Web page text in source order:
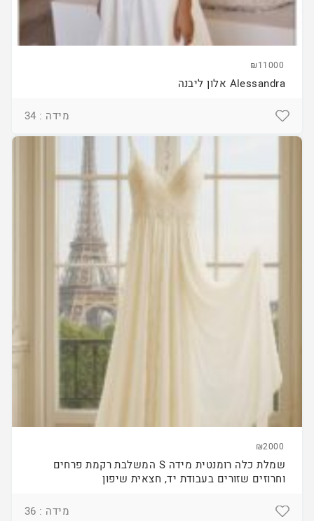
₪11000
Alessandra אלון ליבנה
מידה : 34
₪2000
שמלת כלה רומנטית מידה S המשלבת רקמת פרחים
וחרוזים שזורים בעבודת יד, חצאית שיפון
מידה : 36